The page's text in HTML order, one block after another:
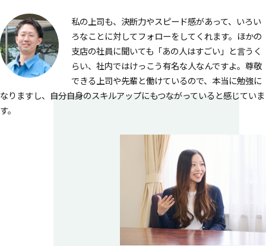
私の上司も、決断力やスピード感があって、いろい
ろなことに対してフォローをしてくれます。ほかの
支店の社員に聞いても「あの人はすごい」と言うく
らい、社内ではけっこう有名な人なんですよ。尊敬
できる上司や先輩と働けているので、本当に勉強に
なりますし、自分自身のスキルアップにもつながっていると感じていま
す。